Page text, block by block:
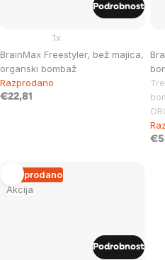
BrainMax Freestyler, bež majica,
organski bombaž
1x
Razprodano
€22,81
Podrobnost
Akcija
Razprodano
Podrobnost